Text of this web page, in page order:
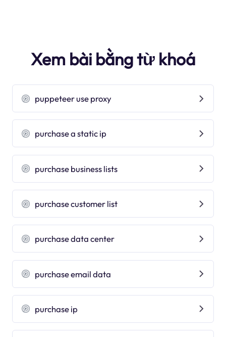
Xem bài bằng từ khoá
puppeteer use proxy
purchase a static ip
purchase business lists
purchase customer list
purchase data center
purchase email data
purchase ip